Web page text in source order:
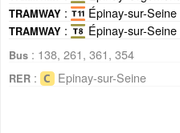
TRAMWAY : Épinay-sur-Seine
TRAMWAY : Épinay-sur-Seine
Bus : 138, 261, 361, 354
RER : Epinay-sur-Seine